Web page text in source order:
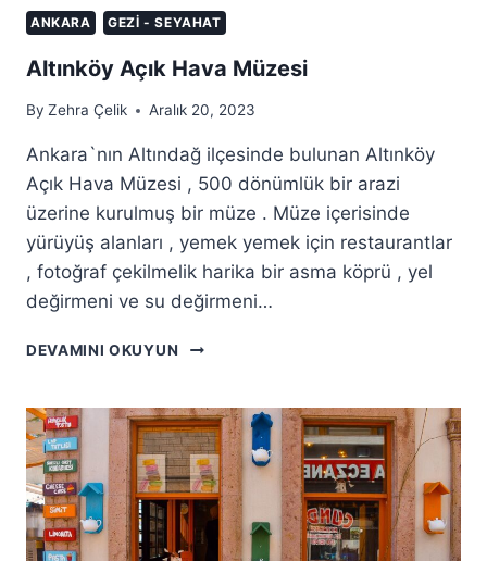
ANKARA GEZI - SEYAHAT
Altınköy Açık Hava Müzesi
By Zehra Çelik Aralık 20, 2023
Ankara`nın Altındağ ilçesinde bulunan Altınköy
Açık Hava Müzesi , 500 dönümlük bir arazi
üzerine kurulmuş bir müze . Müze içerisinde
yürüyüş alanları , yemek yemek için restaurantlar
, fotoğraf çekilmelik harika bir asma köprü , yel
değirmeni ve su değirmeni…
DEVAMINI OKUYUN
ALTINKÖY
MÜZESI